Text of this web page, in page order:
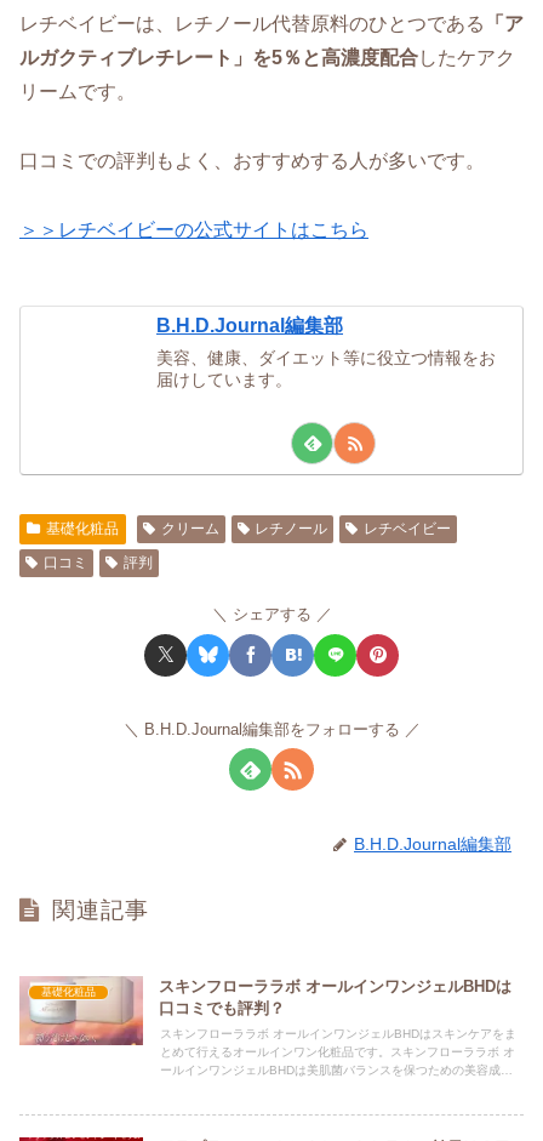
レチベイビーは、レチノール代替原料のひとつである
「ア
ルガクティブレチレート」を5％と高濃度配合したケアク
リームです。
口コミでの評判もよく、おすすめする人が多いです。
＞＞レチベイビーの公式サイトはこちら
B.H.D.Journal編集部
美容、健康、ダイエット等に役立つ情報をお
届けしています。
基礎化粧品 クリーム レチノール
レチベイビー
口コミ
評判
シェアする
B.H.D.Journal編集部をフォローする
B.H.D.Journal編集部
関連記事
基礎化粧品
スキンフローララボ オールインワンジェルBHDは
口コミでも評判？
スキンフローララボ オールインワンジェルBHDはスキンケアをま
とめて行えるオールインワン化粧品です。スキンフローララボ オ
ールインワンジェルBHDは美肌菌バランスを保つための美容成